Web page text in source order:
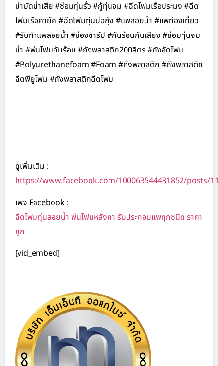
บำบัดน้ำเสีย #ซ่อมทุ่นรั่ว #กู้ทุ่นจม #ฉีดโฟมเรือประมง #ฉีด
โฟมเรือคายัค #ฉีดโฟมทุ่นบ่อกุ้ง #แพลอยน้ำ #แพท่องเที่ยว
#รับทำแพลอยน้ำ #ช่องชาร์ป #กันร้อนกันเสียง #ซ่อมทุ่นจม
น้ำ #พ่นโฟมกันร้อน #ถังพลาสติก200ลิตร #ถังอัดโฟม
#Polyurethanefoam #Foam #ถังพลาสติก #ถังพลาสติก
ฉีดพียูโฟม #ถังพลาสติกฉีดโฟม
ดูเพิ่มเติม :
https://www.facebook.com/100063544481852/posts/
เพจ Facebook :
ฉีดโฟมทุ่นลอยน้ำ พ่นโฟมหลังคา รับประกอบแพทุกชนิด ราคา
ถูก
[vid_embed]